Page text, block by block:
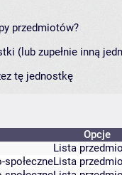
przedmiotów?
(lub zupełnie inną
tę jednostkę
Opcje
Lista
Lista